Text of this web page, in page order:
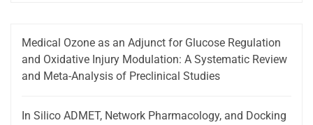
Medical Ozone as an Adjunct for Glucose Regulation
and Oxidative Injury Modulation: A Systematic Review
and Meta-Analysis of Preclinical Studies
In Silico ADMET, Network Pharmacology, and Docking